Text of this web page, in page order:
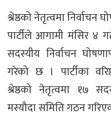
श्रेष्ठको नेतृत्वमा निर्वाचन
पार्टीले आगामी मंसिर ४
सदस्यीय निर्वाचन
गरेको छ । पार्टीका
श्रेष्ठको नेतृत्वमा १७
मस्यौदा समिति गठन